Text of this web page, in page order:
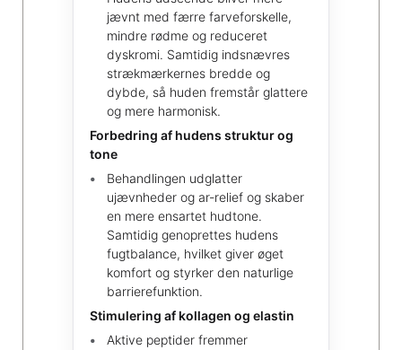
jævnt med færre farveforskelle,
mindre rødme og reduceret
dyskromi. Samtidig indsnævres
strækmærkernes bredde og
dybde, så huden fremstår glattere
og mere harmonisk.
Forbedring af hudens struktur og
tone
Behandlingen udglatter
ujævnheder og ar-relief og skaber
en mere ensartet hudtone.
Samtidig genoprettes hudens
fugtbalance, hvilket giver øget
komfort og styrker den naturlige
barrierefunktion.
Stimulering af kollagen og elastin
Aktive peptider fremmer